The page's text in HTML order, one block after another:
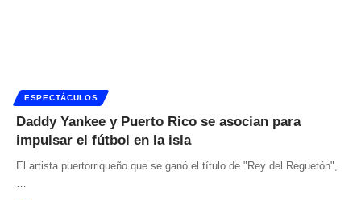
ESPECTÁCULOS
Daddy Yankee y Puerto Rico se asocian para
impulsar el fútbol en la isla
El artista puertorriqueño que se ganó el título de "Rey del Reguetón",